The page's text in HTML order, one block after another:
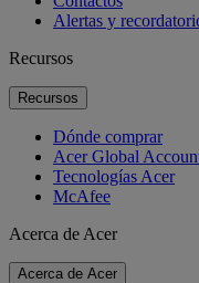
Alertas y
Recursos
Recursos
Dónde comprar
Acer Global
Tecnologías Acer
McAfee
Acerca de Acer
Acerca de Acer